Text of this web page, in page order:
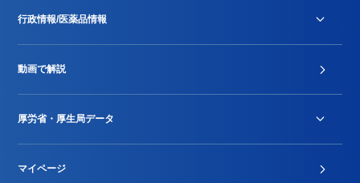
行政情報/医薬品情報
Stu-GEレポート
動画で解説
厚労省・厚生局データ
マイページ